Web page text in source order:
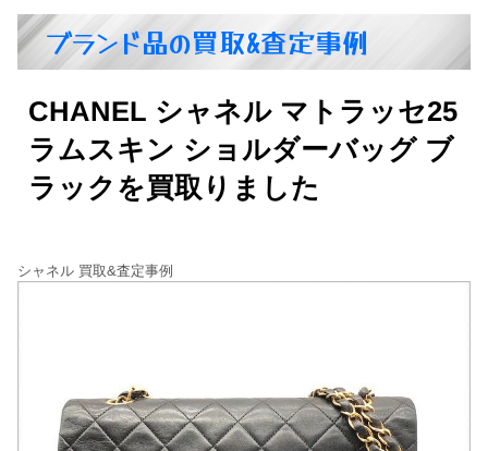
ブランド品の買取&査定事例
CHANEL シャネル マトラッセ25
ラムスキン ショルダーバッグ ブ
ラックを買取りました
シャネル 買取&査定事例